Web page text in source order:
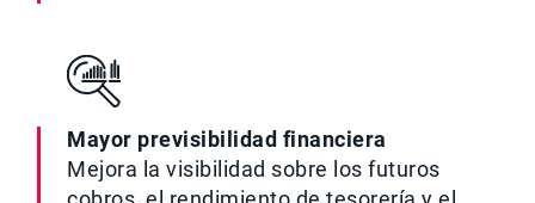
Mayor previsibilidad financiera
Mejora la visibilidad sobre los futuros